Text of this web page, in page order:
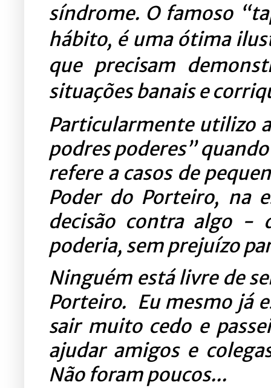
síndrome. O famoso
hábito, é uma ótima
que precisam
situações banais e
Particularmente utilizo
podres poderes”
refere a casos de
Poder do Porteiro, na
decisão contra algo -
poderia, sem prejuízo
Ninguém está livre de
Porteiro. Eu mesmo já
sair muito cedo e
ajudar amigos e
Não foram poucos...